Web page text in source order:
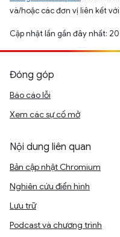
và/hoặc các đơn vị liên kết
Cập nhật lần gần đây nhất:
Đóng góp
Báo cáo lỗi
Xem các sự cố mở
Nội dung liên quan
Bản cập nhật Chromium
Nghiên cứu điển hình
Lưu trữ
Podcast và chương trình